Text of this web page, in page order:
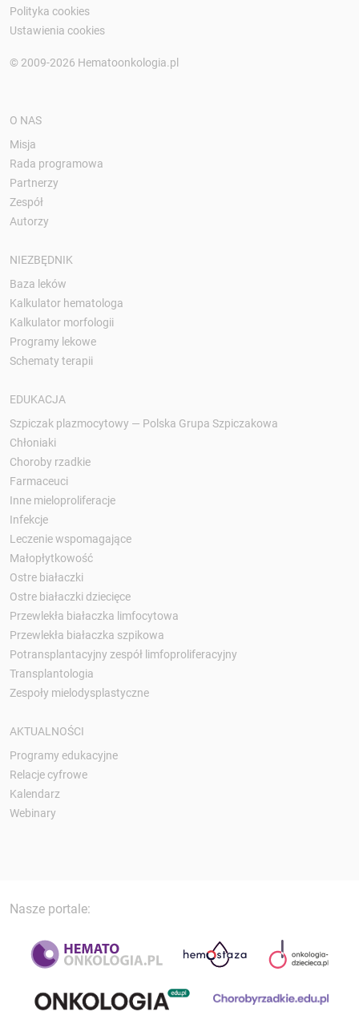
Polityka cookies
Ustawienia cookies
© 2009-2026 Hematoonkologia.pl
O NAS
Misja
Rada programowa
Partnerzy
Zespół
Autorzy
NIEZBĘDNIK
Baza leków
Kalkulator hematologa
Kalkulator morfologii
Programy lekowe
Schematy terapii
EDUKACJA
Szpiczak plazmocytowy — Polska Grupa Szpiczakowa
Chłoniaki
Choroby rzadkie
Farmaceuci
Inne mieloproliferacje
Infekcje
Leczenie wspomagające
Małopłytkowość
Ostre białaczki
Ostre białaczki dziecięce
Przewlekła białaczka limfocytowa
Przewlekła białaczka szpikowa
Potransplantacyjny zespół limfoproliferacyjny
Transplantologia
Zespoły mielodysplastyczne
AKTUALNOŚCI
Programy edukacyjne
Relacje cyfrowe
Kalendarz
Webinary
Nasze portale: